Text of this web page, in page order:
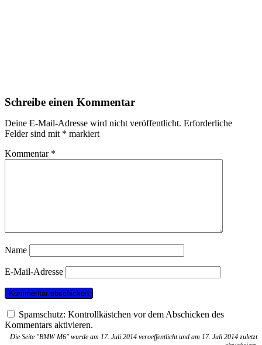
Schreibe einen Kommentar
Deine E-Mail-Adresse wird nicht veröffentlicht. Erforderliche
Felder sind mit * markiert
Kommentar *
Name
E-Mail-Adresse
Spamschutz: Kontrollkästchen vor dem Abschicken des
Kommentars aktivieren.
Die Seite "BMW M6" wurde am 17. Juli 2014 veroeffentlicht und am 17. Juli 2014 zuletzt